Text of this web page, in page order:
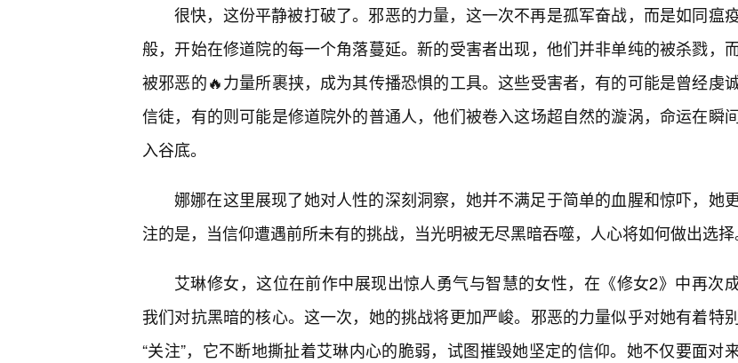
很快，这份平静被打破了。邪恶的力量，这一次不再是孤军奋战，而是如同瘟
般，开始在修道院的每一个角落蔓延。新的受害者出现，他们并非单纯的被杀戮，
被邪恶的🔥力量所裹挟，成为其传播恐惧的工具。这些受害者，有的可能是曾经虔
信徒，有的则可能是修道院外的普通人，他们被卷入这场超自然的漩涡，命运在瞬
入谷底。
娜娜在这里展现了她对人性的深刻洞察，她并不满足于简单的血腥和惊吓，她
注的是，当信仰遭遇前所未有的挑战，当光明被无尽黑暗吞噬，人心将如何做出选择
艾琳修女，这位在前作中展现出惊人勇气与智慧的女性，在《修女2》中再次
我们对抗黑暗的核心。这一次，她的挑战将更加严峻。邪恶的力量似乎对她有着特
“关注”，它不断地撕扯着艾琳内心的脆弱，试图摧毁她坚定的信仰。她不仅要面对